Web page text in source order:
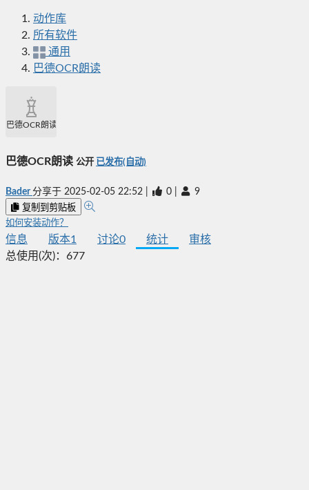
动作库
所有软件
通用
巴德OCR朗读
巴德OCR朗读
巴德OCR朗读 公开 已发布(自动)
Bader分享于 2025-02-05 22:52 0 9
复制到剪贴板
如何安装动作？
信息 版本1 讨论0 统计
审核
总使用(次)： 677